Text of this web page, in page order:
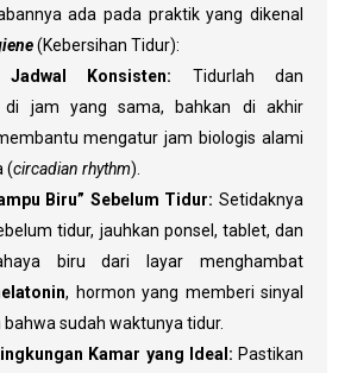
ada pada praktik yang dikenal
(Kebersihan Tidur):
Jadwal Konsisten: Tidurlah dan
di jam yang sama, bahkan di akhir
mengatur jam biologis alami
(circadian rhythm).
Biru” Sebelum Tidur: Setidaknya
tidur, jauhkan ponsel, tablet, dan
biru dari layar menghambat
, hormon yang memberi sinyal
sudah waktunya tidur.
Kamar yang Ideal: Pastikan